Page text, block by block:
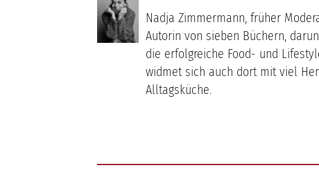
Nadja Zimmermann, früher
Autorin von sieben Büchern,
die erfolgreiche Food- und
widmet sich auch dort mit viel
Alltagsküche.